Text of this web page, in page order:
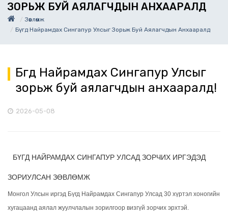
ЗОРЬЖ БУЙ АЯЛАГЧДЫН АНХААРАЛД
Зөвлөмж
Бүгд Найрамдах Сингапур Улсыг Зорьж Буй Аялагчдын Анхааралд
Бүгд Найрамдах Сингапур Улсыг
зорьж буй аялагчдын анхааралд!
2026-05-08
БҮГД НАЙРАМДАХ СИНГАПУР УЛСАД ЗОРЧИХ ИРГЭДЭД
ЗОРИУЛСАН ЗӨВЛӨМЖ
Монгол Улсын иргэд Бүгд Найрамдах Сингапур Улсад 30 хүртэл хоногийн
хугацаанд аялал жуулчлалын зорилгоор визгүй зорчих эрхтэй.